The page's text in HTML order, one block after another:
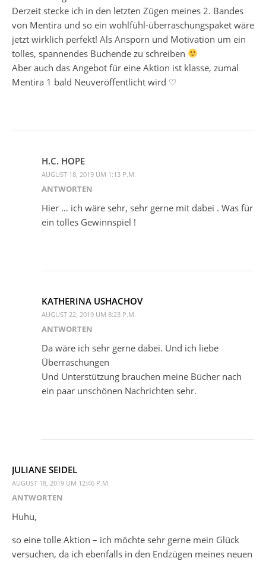
Derzeit stecke ich in den letzten Zügen meines 2. Bandes
von Mentira und so ein wohlfühl-überraschungspaket wäre
jetzt wirklich perfekt! Als Ansporn und Motivation um ein
tolles, spannendes Buchende zu schreiben
Aber auch das Angebot für eine Aktion ist klasse, zumal
Mentira 1 bald Neuveröffentlicht wird ♡
H.C. HOPE
AUGUST 18, 2019 UM 1:13 P.M.
ANTWORTEN
Hier … ich wäre sehr, sehr gerne mit dabei . Was für
ein tolles Gewinnspiel !
KATHERINA USHACHOV
AUGUST 22, 2019 UM 8:23 P.M.
ANTWORTEN
Da wäre ich sehr gerne dabei. Und ich liebe
Überraschungen
Und Unterstützung brauchen meine Bücher nach
ein paar unschönen Nachrichten sehr.
JULIANE SEIDEL
AUGUST 18, 2019 UM 12:46 P.M.
ANTWORTEN
Huhu,
so eine tolle Aktion – ich möchte sehr gerne mein Glück
versuchen, da ich ebenfalls in den Endzügen meines neuen